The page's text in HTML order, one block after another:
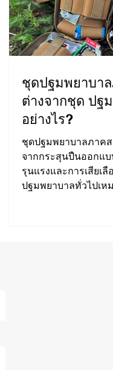
ชุดปฐมพยาบา
ต่างจากชุด ปฐมพยาบาลทั่วไป
อย่างไร?
ชุดปฐมพยาบาลภาค
จากกระสุนปืนออกแ
รุนแรงและการเสียเ
ปฐมพยาบาลทั่วไปเห